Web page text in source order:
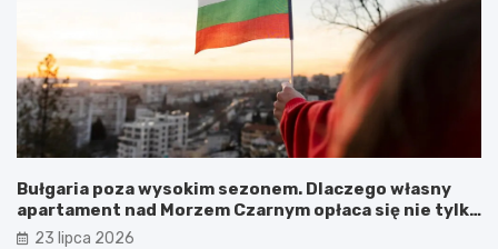
Bułgaria poza wysokim sezonem. Dlaczego własny
apartament nad Morzem Czarnym opłaca się nie tylko
latem?
23 lipca 2026